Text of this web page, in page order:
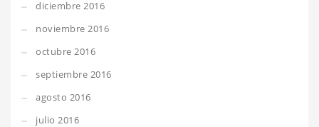
diciembre 2016
noviembre 2016
octubre 2016
septiembre 2016
agosto 2016
julio 2016